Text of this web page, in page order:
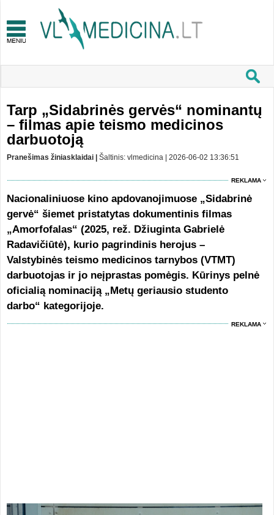
Tarp „Sidabrinės gervės“ nominantų
– filmas apie teismo medicinos
darbuotoją
Pranešimas žiniasklaidai | Šaltinis: vlmedicina | 2026-06-02 13:36:51
REKLAMA
Nacionaliniuose kino apdovanojimuose „Sidabrinė
gervė“ šiemet pristatytas dokumentinis filmas
„Amorfofalas“ (2025, rež. Džiuginta Gabrielė
Radavičiūtė), kurio pagrindinis herojus –
Valstybinės teismo medicinos tarnybos (VTMT)
darbuotojas ir jo neįprastas pomėgis. Kūrinys pelnė
oficialią nominaciją „Metų geriausio studento
darbo“ kategorijoje.
REKLAMA